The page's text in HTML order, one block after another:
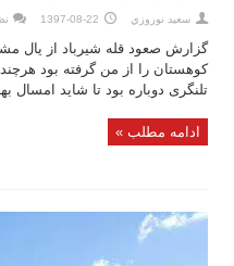
سعيد نوروزي 1397-08-22
گزارش صعود قله شیرباد از یال
کوهستان را از من گرفته بود
تلنگری دوباره بود تا شاید امسال
ادامه مطلب »